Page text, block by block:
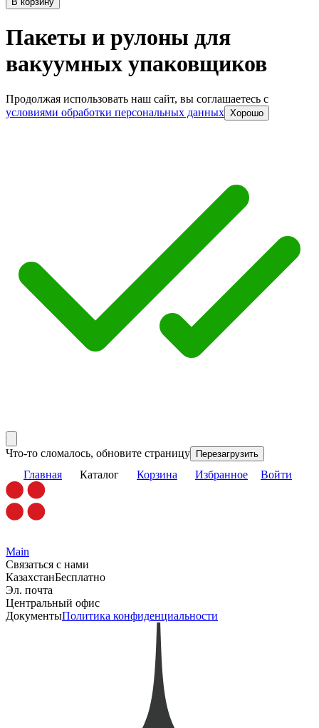
Пакеты и рулоны для
вакуумных упаковщиков
Продолжая использовать наш сайт, вы соглашаетесь c
условиями обработки персональных данных Хорошо
Что-то сломалось, обновите страницу Перезагрузить
Главная Каталог Корзина Избранное Войти
Main
Связаться с нами
КазахстанБесплатно
Эл. почта
Центральный офис
ДокументыПолитика конфиденциальности